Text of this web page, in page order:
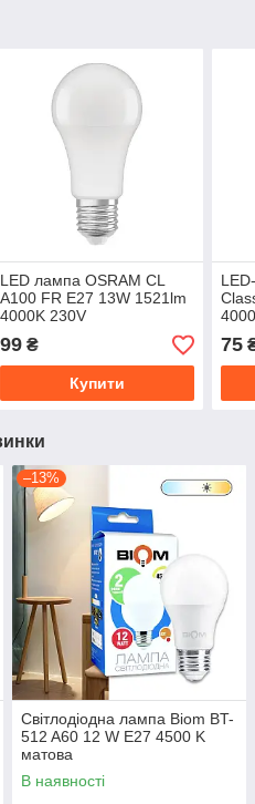
LED лампа OSRAM CL
A100 FR E27 13W 1521lm
4000K 230V
(4058075304253)
99₴
Купити
75
–13%
Світлодіодна лампа Biom BT-
512 A60 12 W E27 4500 K
матова
В наявності